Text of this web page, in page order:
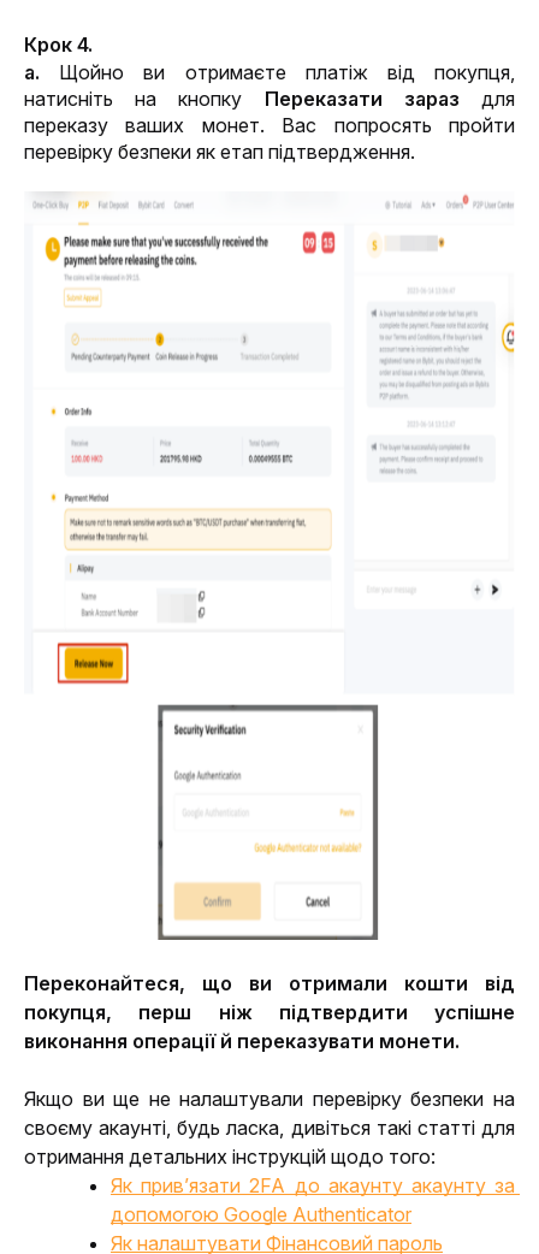
Крок 4.
a. Щойно ви отримаєте платіж від покупця,
натисніть на кнопку Переказати зараз для
переказу ваших монет. Вас попросять пройти
перевірку безпеки як етап підтвердження.
Переконайтеся, що ви отримали кошти від
покупця, перш ніж підтвердити успішне
виконання операції й переказувати монети.
Якщо ви ще не налаштували перевірку безпеки на
своєму акаунті, будь ласка, дивіться такі статті для
отримання детальних інструкцій щодо того:
Як прив’язати 2FA до акаунту акаунту за
допомогою Google Authenticator
Як налаштувати Фінансовий пароль